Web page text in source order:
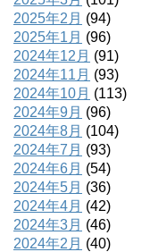
2025年2月 (94)
2025年1月 (96)
2024年12月 (91)
2024年11月 (93)
2024年10月 (113)
2024年9月 (96)
2024年8月 (104)
2024年7月 (93)
2024年6月 (54)
2024年5月 (36)
2024年4月 (42)
2024年3月 (46)
2024年2月 (40)